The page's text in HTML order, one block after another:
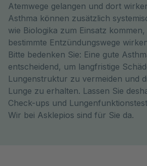
Atemwege gelangen und dort
Asthma können zusätzlich
wie Biologika zum Einsatz
bestimmte Entzündungswege
Bitte bedenken Sie: Eine gute
entscheidend, um langfristige
Lungenstruktur zu vermeiden und
Lunge zu erhalten. Lassen Sie
Check-ups und
Wir bei Asklepios sind für Sie da.